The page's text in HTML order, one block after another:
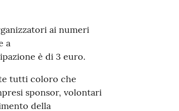
ai numeri
a
è di 3 euro.
tutti coloro che
sponsor, volontari
della